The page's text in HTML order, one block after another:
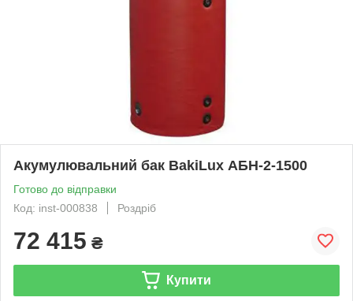
Акумулювальний бак BakiLux АБН-2-1500
Готово до відправки
Код: inst-000838
Роздріб
72 415 ₴
Купити